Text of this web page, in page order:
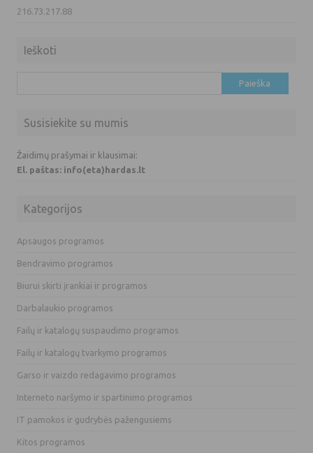
216.73.217.88
Ieškoti
Susisiekite su mumis
Žaidimų prašymai ir klausimai:
El. paštas: info(eta)hardas.lt
Kategorijos
Apsaugos programos
Bendravimo programos
Biurui skirti įrankiai ir programos
Darbalaukio programos
Failų ir katalogų suspaudimo programos
Failų ir katalogų tvarkymo programos
Garso ir vaizdo redagavimo programos
Interneto naršymo ir spartinimo programos
IT pamokos ir gudrybės pažengusiems
Kitos programos